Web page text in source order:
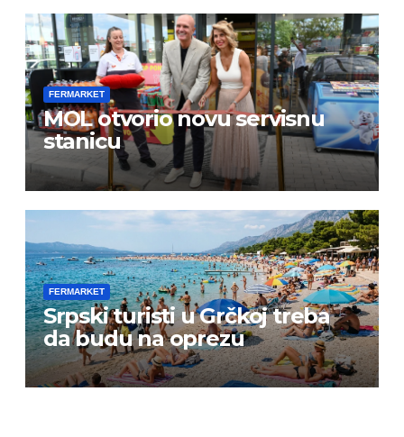
FERMARKET
MOL otvorio novu servisnu
stanicu
FERMARKET
Srpski turisti u Grčkoj treba
da budu na oprezu